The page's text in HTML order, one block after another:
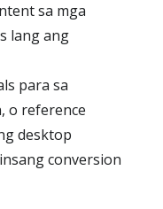
sa mga
lang ang
para sa
o reference
desktop
conversion